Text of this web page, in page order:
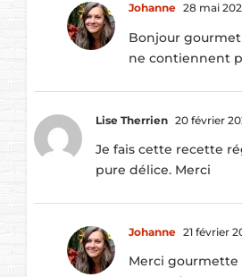
Johanne 28 mai
Bonjour gourmet
ne contiennent
Lise Therrien 20 février
Je fais cette recette
pure délice. Merci
Johanne 21 février
Merci gourmette